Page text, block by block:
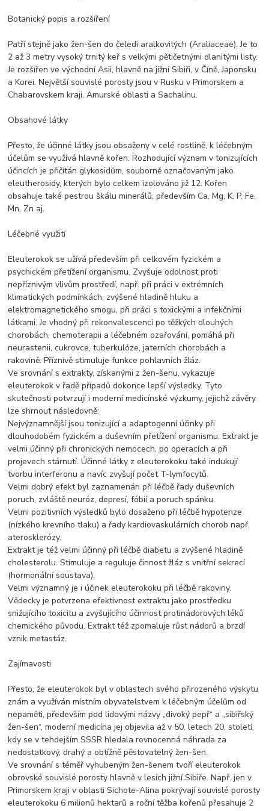
Botanický popis a rozšíření
Patří stejně jako žen-šen do čeledi aralkovitých (Araliaceae). Je to
2 až 3 metry vysoký trnitý keř s velkými pětičetnými dlanitými listy.
Je rozšířen ve východní Asii, hlavně na jižní Sibiři, v Číně, Japonsku
a Korei. Největší souvislé porosty jsou v Rusku v Primorskem a
Chabarovskem kraji, Amurské oblasti a Sachalinu.
Obsahové látky
Přesto, že účinné látky jsou obsaženy v celé rostlině, k léčebným
účelům se využívá hlavně kořen. Rozhodující význam v tonizujících
účincích je přičítán glykosidům, souborně označovaným jako
eleutherosidy, kterých bylo celkem izolováno již 12. Kořen
obsahuje také pestrou škálu minerálů, především Ca, Mg, K, P, Fe,
Mn, Zn aj.
Léčebné využití
Eleuterokok se užívá především při celkovém fyzickém a
psychickém přetížení organismu. Zvyšuje odolnost proti
nepříznivým vlivům prostředí, např. při práci v extrémních
klimatických podmínkách, zvýšené hladině hluku a
elektromagnetického smogu, při práci s toxickými a infekčními
látkami. Je vhodný při rekonvalescenci po těžkých dlouhých
chorobách, chemoterapii a léčebném ozařování, pomáhá při
neurastenii, cukrovce, tuberkulóze, jaterních chorobách a
rakovině. Příznivě stimuluje funkce pohlavních žláz.
Ve srovnání s extrakty, získanými z žen-šenu, vykazuje
eleuterokok v řadě případů dokonce lepší výsledky. Tyto
skutečnosti potvrzují i moderní medicínské výzkumy, jejichž závěry
lze shrnout následovně:
Nejvýznamnější jsou tonizující a adaptogenní účinky při
dlouhodobém fyzickém a duševním přetížení organismu. Extrakt je
velmi účinný při chronických nemocech, po operacích a při
projevech stárnutí. Účinné látky z eleuterokoku také indukují
tvorbu interferonu a navíc zvyšují počet T-lymfocytů.
Velmi dobrý efekt byl zaznamenán při léčbě řady duševních
poruch, zvláště neuróz, depresí, fóbií a poruch spánku.
Velmi pozitivních výsledků bylo dosaženo při léčbě hypotenze
(nízkého krevního tlaku) a řady kardiovaskulárních chorob např.
aterosklerózy.
Extrakt je též velmi účinný při léčbě diabetu a zvýšené hladině
cholesterolu. Stimuluje a reguluje činnost žláz s vnitřní sekrecí
(hormonální soustava).
Velmi významný je i účinek eleuterokoku při léčbě rakoviny.
Vědecky je potvrzena efektivnost extraktu jako prostředku
snižujícího toxicitu a zvyšujícího účinnost protinádorových léků
chemického původu. Extrakt též zpomaluje růst nádorů a brzdí
vznik metastáz.
Zajímavosti
Přesto, že eleuterokok byl v oblastech svého přirozeného výskytu
znám a využíván místním obyvatelstvem k léčebným účelům od
nepaměti, především pod lidovými názvy „divoký pepř“ a „sibiřský
žen-šen“, moderní medicína jej objevila až v 50. letech 20. století,
kdy se v tehdejším SSSR hledala rovnocenná náhrada za
nedostatkový, drahý a obtížně pěstovatelný žen-šen.
Ve srovnání s téměř vyhubeným žen-šenem tvoří eleuterokok
obrovské souvislé porosty hlavně v lesích jižní Sibiře. Např. jen v
Primorskem kraji v oblasti Sichote-Alina pokrývají souvislé porosty
eleuterokoku 6 milionů hektarů a roční těžba kořenů přesahuje 2